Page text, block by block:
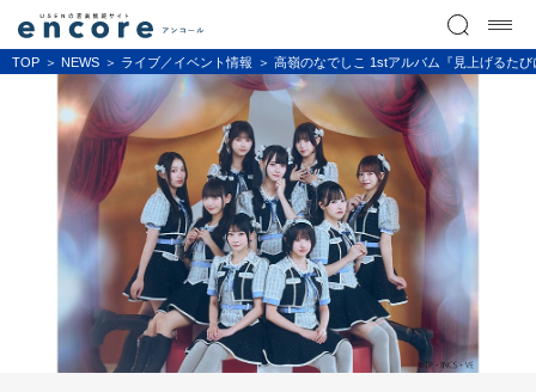
TOP NEWS ライブ／イベント情報 高嶺のなでしこ 1stアルバム『見上げるた